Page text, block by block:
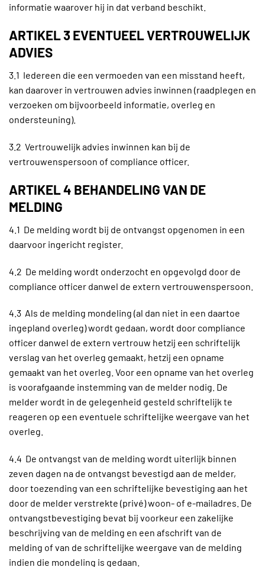
informatie waarover hij in dat verband beschikt.
ARTIKEL 3 EVENTUEEL VERTROUWELIJK
ADVIES
3.1 Iedereen die een vermoeden van een misstand heeft,
kan daarover in vertrouwen advies inwinnen (raadplegen en
verzoeken om bijvoorbeeld informatie, overleg en
ondersteuning).
3.2 Vertrouwelijk advies inwinnen kan bij de
vertrouwenspersoon of compliance officer.
ARTIKEL 4 BEHANDELING VAN DE
MELDING
4.1 De melding wordt bij de ontvangst opgenomen in een
daarvoor ingericht register.
4.2 De melding wordt onderzocht en opgevolgd door de
compliance officer danwel de extern vertrouwenspersoon.
4.3 Als de melding mondeling (al dan niet in een daartoe
ingepland overleg) wordt gedaan, wordt door compliance
officer danwel de extern vertrouw hetzij een schriftelijk
verslag van het overleg gemaakt, hetzij een opname
gemaakt van het overleg. Voor een opname van het overleg
is voorafgaande instemming van de melder nodig. De
melder wordt in de gelegenheid gesteld schriftelijk te
reageren op een eventuele schriftelijke weergave van het
overleg.
4.4 De ontvangst van de melding wordt uiterlijk binnen
zeven dagen na de ontvangst bevestigd aan de melder,
door toezending van een schriftelijke bevestiging aan het
door de melder verstrekte (privé) woon- of e-mailadres. De
ontvangstbevestiging bevat bij voorkeur een zakelijke
beschrijving van de melding en een afschrift van de
melding of van de schriftelijke weergave van de melding
indien die mondeling is gedaan.